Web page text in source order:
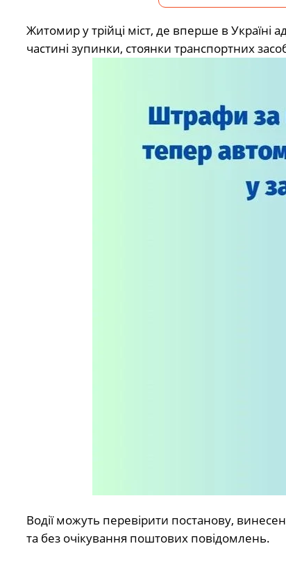
Житомир у трійці міст, де вперше в Україні
частині зупинки, стоянки транспортних
Водії можуть перевірити постанову,
та без очікування поштових повідомлень.